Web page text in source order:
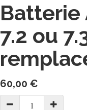
Batterie
7.2 ou
60,00 €